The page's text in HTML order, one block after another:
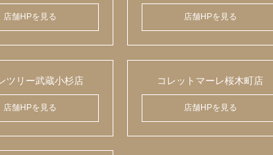
店舗HPを見る 店舗HPを見る
ツリー武蔵小杉店
店舗HPを見る
コレットマーレ桜木町店
店舗HPを見る